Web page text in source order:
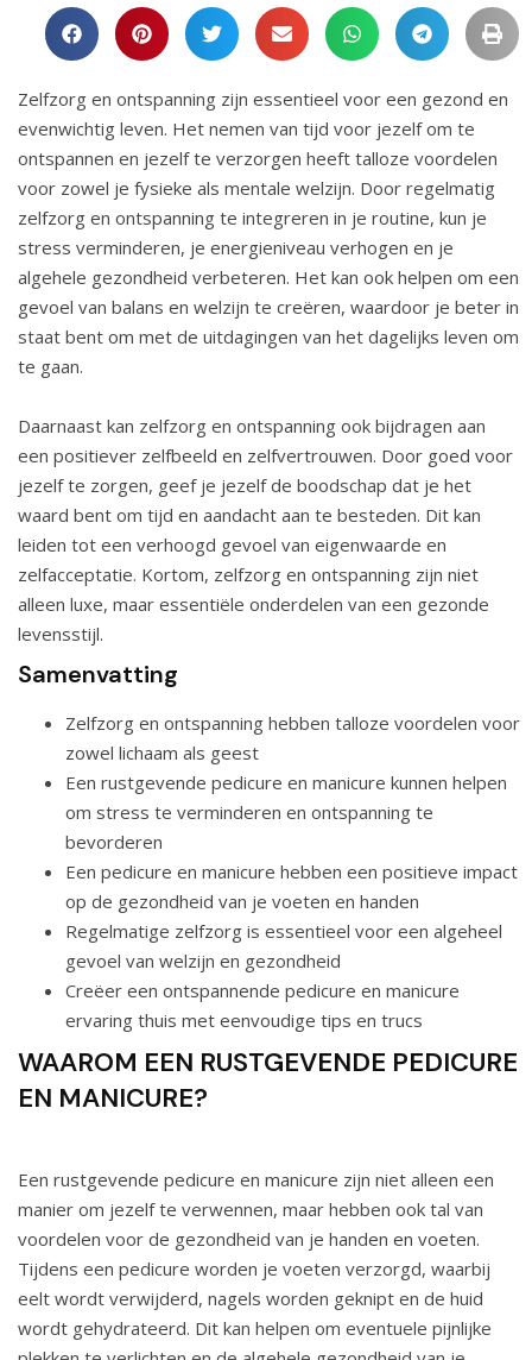
Zelfzorg en ontspanning zijn essentieel voor een gezond en
evenwichtig leven. Het nemen van tijd voor jezelf om te
ontspannen en jezelf te verzorgen heeft talloze voordelen
voor zowel je fysieke als mentale welzijn. Door regelmatig
zelfzorg en ontspanning te integreren in je routine, kun je
stress verminderen, je energieniveau verhogen en je
algehele gezondheid verbeteren. Het kan ook helpen om een
gevoel van balans en welzijn te creëren, waardoor je beter in
staat bent om met de uitdagingen van het dagelijks leven om
te gaan.
Daarnaast kan zelfzorg en ontspanning ook bijdragen aan
een positiever zelfbeeld en zelfvertrouwen. Door goed voor
jezelf te zorgen, geef je jezelf de boodschap dat je het
waard bent om tijd en aandacht aan te besteden. Dit kan
leiden tot een verhoogd gevoel van eigenwaarde en
zelfacceptatie. Kortom, zelfzorg en ontspanning zijn niet
alleen luxe, maar essentiële onderdelen van een gezonde
levensstijl.
Samenvatting
Zelfzorg en ontspanning hebben talloze voordelen voor
zowel lichaam als geest
Een rustgevende pedicure en manicure kunnen helpen
om stress te verminderen en ontspanning te
bevorderen
Een pedicure en manicure hebben een positieve impact
op de gezondheid van je voeten en handen
Regelmatige zelfzorg is essentieel voor een algeheel
gevoel van welzijn en gezondheid
Creëer een ontspannende pedicure en manicure
ervaring thuis met eenvoudige tips en trucs
WAAROM EEN RUSTGEVENDE PEDICURE
EN MANICURE?
Een rustgevende pedicure en manicure zijn niet alleen een
manier om jezelf te verwennen, maar hebben ook tal van
voordelen voor de gezondheid van je handen en voeten.
Tijdens een pedicure worden je voeten verzorgd, waarbij
eelt wordt verwijderd, nagels worden geknipt en de huid
wordt gehydrateerd. Dit kan helpen om eventuele pijnlijke